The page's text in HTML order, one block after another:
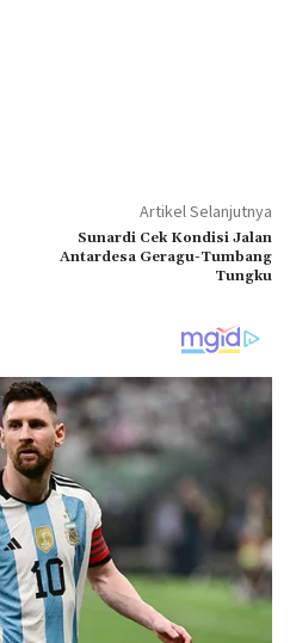
Artikel Selanjutnya
Sunardi Cek Kondisi Jalan
Antardesa Geragu-Tumbang
Tungku